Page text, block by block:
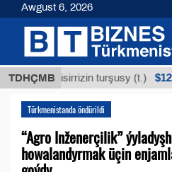
TDHÇMB
glisirrizin turşusy (t.) $12935,18
Türkmenistanda öndürildi
“Agro Inženerçilik”
howalandyrmak üçin
Awgust 6, 2026